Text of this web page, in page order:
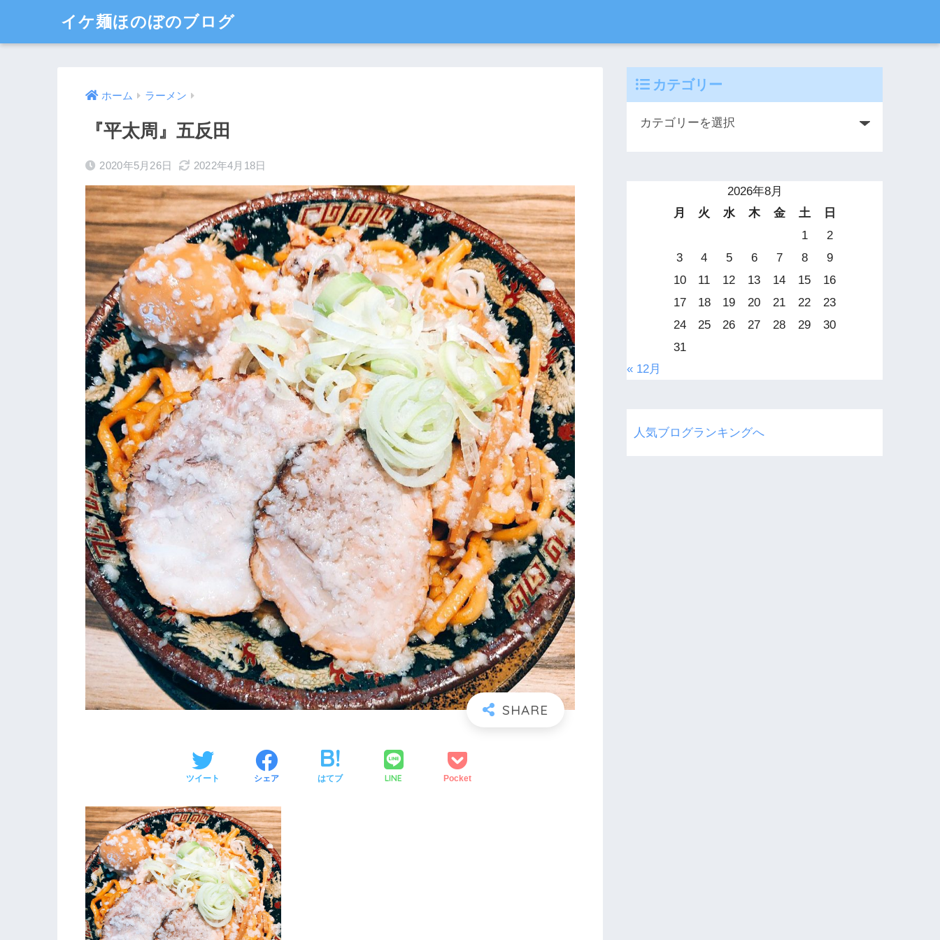
イケ麺ほのぼのブログ
ホーム ラーメン
『平太周』五反田
2020年5月26日 2022年4月18日
ツイート シェア はてブ LINE Pocket
カテゴリー
2026年8月
月
火 水 木 金 土
日
1
2
3
4 5 6 7 8
9
10
11 12 13 14 15
16
17
18 19 20 21 22
23
24
25 26 27 28 29
30
31
« 12月
人気ブログランキングへ